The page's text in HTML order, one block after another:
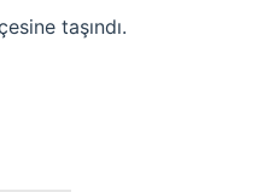
taşındı.